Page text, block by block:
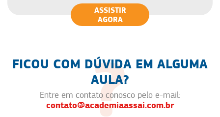
ASSISTIR
AGORA
FICOU COM DÚVIDA EM ALGUMA
AULA?
Entre em contato conosco pelo e-mail:
contato@academiaassai.com.br